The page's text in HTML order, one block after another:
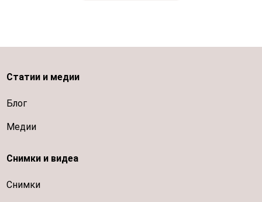
Статии и медии
Блог
Медии
Снимки и видеа
Снимки